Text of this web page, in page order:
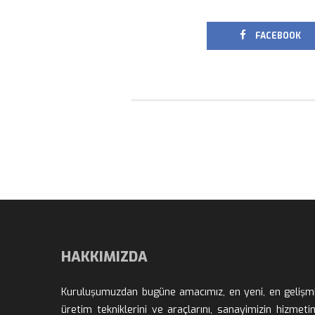
FACEBOOK
HAKKIMIZDA
Kuruluşumuzdan bugüne amacımız, en yeni, en
üretim tekniklerini ve araçlarını, sanayimizin